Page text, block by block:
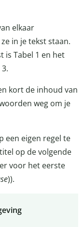
elkaar
in je tekst staan.
is Tabel 1 en het
kort de inhoud van
weg om je
een eigen regel te
op de volgende
voor het eerste
)).